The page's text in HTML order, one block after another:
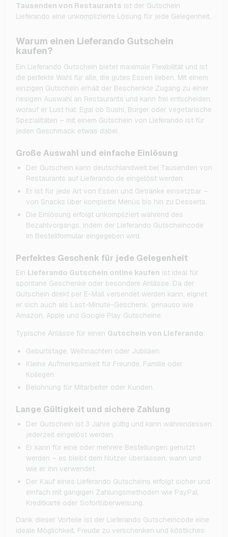
Tausenden von Restaurants ist der Gutschein
Lieferando eine unkomplizierte Lösung für jede Gelegenheit.
Warum einen Lieferando Gutschein
kaufen?
Ein Lieferando Gutschein bietet maximale Flexibilität und ist
die perfekte Wahl für alle, die gutes Essen lieben. Mit einem
einzigen Gutschein erhält der Beschenkte Zugang zu einer
riesigen Auswahl an Restaurants und kann frei entscheiden,
worauf er Lust hat. Egal ob Sushi, Burger oder vegetarische
Spezialitäten – mit einem Gutschein von Lieferando ist für
jeden Geschmack etwas dabei.
Große Auswahl und einfache Einlösung
Der Gutschein kann deutschlandweit bei Tausenden von
Restaurants auf Lieferando.de eingelöst werden.
Er ist für jede Art von Essen und Getränke einsetzbar –
von Snacks über komplette Menüs bis hin zu Desserts.
Die Einlösung erfolgt unkompliziert während des
Bezahlvorgangs, indem der Lieferando Gutscheincode
im Bestellformular eingegeben wird.
Perfektes Geschenk für jede Gelegenheit
Ein Lieferando Gutschein online kaufen ist ideal für
spontane Geschenke oder besondere Anlässe. Da der
Gutschein direkt per E-Mail versendet werden kann, eignet
er sich auch als Last-Minute-Geschenk, genauso wie
Amazon, Apple und Google Play Gutscheine.
Typische Anlässe für einen Gutschein von Lieferando:
Geburtstage, Weihnachten oder Jubiläen.
Kleine Aufmerksamkeit für Freunde, Familie oder
Kollegen.
Belohnung für Mitarbeiter oder Kunden.
Lange Gültigkeit und sichere Zahlung
Der Gutschein ist 3 Jahre gültig und kann währendessen
jederzeit eingelöst werden.
Er kann für eine oder mehrere Bestellungen genutzt
werden – es bleibt dem Nutzer überlassen, wann und
wie er ihn verwendet.
Der Kauf eines Lieferando Gutscheins erfolgt sicher und
einfach mit gängigen Zahlungsmethoden wie PayPal,
Kreditkarte oder Sofortüberweisung.
Dank dieser Vorteile ist der Lieferando Gutscheincode eine
ideale Möglichkeit, Freude zu verschenken und köstliches